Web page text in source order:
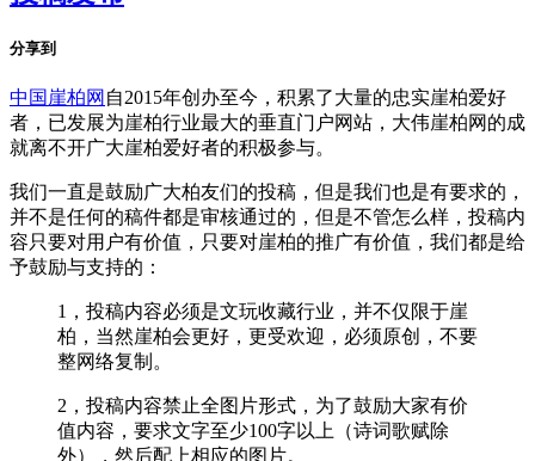
分享到
中国崖柏网 自2015年创办至今，积累了大量的忠实崖柏爱好
者，已发展为崖柏行业最大的垂直门户网站，大伟崖柏网的成
就离不开广大崖柏爱好者的积极参与。
我们一直是鼓励广大柏友们的投稿，但是我们也是有要求的，
并不是任何的稿件都是审核通过的，但是不管怎么样，投稿内
容只要对用户有价值，只要对崖柏的推广有价值，我们都是给
予鼓励与支持的：
1，投稿内容必须是文玩收藏行业，并不仅限于崖
柏，当然崖柏会更好，更受欢迎，必须原创，不要
整网络复制。
2，投稿内容禁止全图片形式，为了鼓励大家有价
值内容，要求文字至少100字以上（诗词歌赋除
外），然后配上相应的图片。